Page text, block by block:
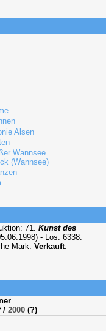
Alsen
Wannsee
(Wannsee)
71.Kunst des
- Los: 6338.
Mark.Verkauft:
/2000(?)